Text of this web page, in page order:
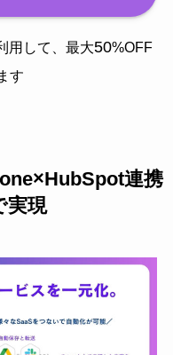
用して、最大50%OFF
す
連携
実現